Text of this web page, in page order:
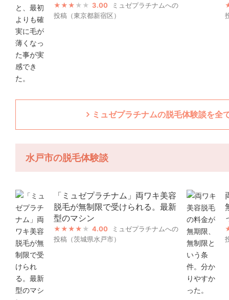
3.00
ミュゼプラチナムへの
投稿（東京都新宿区）
ミュゼプラチナムの脱毛体験談を全
水戸市の脱毛体験談
「ミュゼプラチナム」両ワキ美容
脱毛が無制限で受けられる。最新
型のマシン
4.00
ミュゼプラチナムへの
投稿（茨城県水戸市）